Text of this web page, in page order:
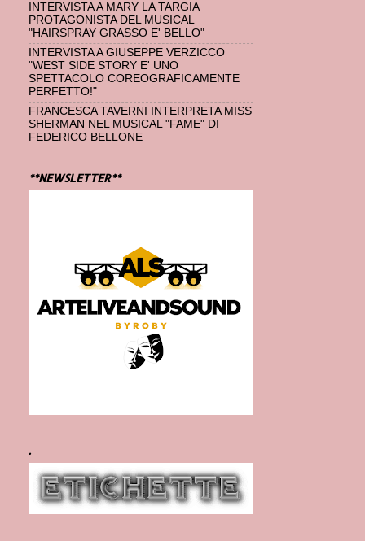
INTERVISTA A MARY LA TARGIA
PROTAGONISTA DEL MUSICAL
"HAIRSPRAY GRASSO E' BELLO"
INTERVISTA A GIUSEPPE VERZICCO
"WEST SIDE STORY E' UNO
SPETTACOLO COREOGRAFICAMENTE
PERFETTO!"
FRANCESCA TAVERNI INTERPRETA MISS
SHERMAN NEL MUSICAL "FAME" DI
FEDERICO BELLONE
**NEWSLETTER**
.